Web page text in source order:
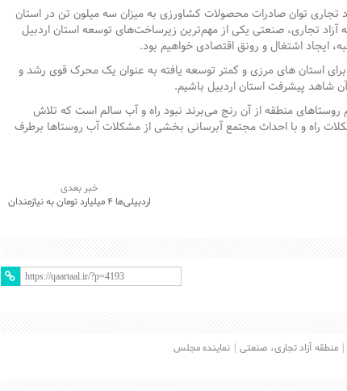
تجاری توان صادرات محصولات کشاورزی به میزان سه میلون تن در استان
آزاد تجاری، صنعتی یکی از مهم‌ترین زیرساخت‌های توسعه استان اردبیل
ایجاد اشتغال و رونق اقتصادی خواهیم بود.
استان ‌های مرزی و کمتر توسعه‌ یافته به عنوان یک محرک قوی رشد و
شاهد پیشرفت استان اردبیل باشیم.
روستاهای منطقه از آن رنج می‌برند نبود راه و آب سالم است که تلاش
راه و با احداث مجتمع آبرسانی بخشی از مشکلات آب روستاها برطرف
خبر بعدی
اردبیلی‌ها ۴ میلیارد تومان به نیازمندان
منطقه آزاد تجاری، صنعتی نماینده مجلس